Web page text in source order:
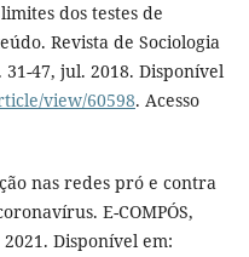
dos testes de
Revista de Sociologia
47, jul. 2018. Disponível
view/60598. Acesso
nas redes pró e contra
E-COMPÓS,
Disponível em: